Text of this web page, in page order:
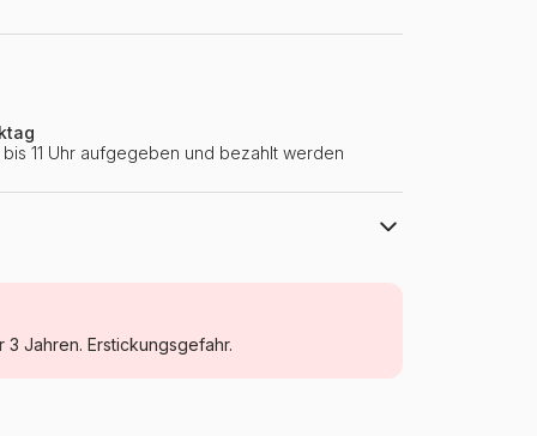
11 Uhr aufgegeben und bezahlt werden
Puzzle für Erwachsene (500 bis 48000
Jahren. Erstickungsgefahr.